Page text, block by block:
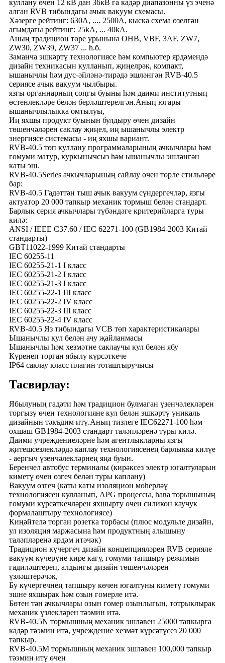
куллану өчен 12 кВ дан 36кВ га кадәр диапазонны үз эченә
алган RVB тибындагы ачык вакуум схемасы.
Хәзерге рейтинг: 630A, .... 2500A, кыска схема өзелгән
агымдагы рейтинг: 25kA, ... 40kA.
Аның традицион төре урынына OHB, VBF, 3AF, ZW7,
ZW30, ZW39, ZW37 ... һ.б.
Заманча эшкәртү технологиясе һәм компьютер ярдәмендә
дизайн техникасын кулланып, җиңелрәк, компакт,
ышанычлы һәм дус-әйләнә-тирәдә эшләнгән RVB-40.5
сериясе ачык вакуум чылбыры.
язгы органнарның соңгы буыны һәм даими институтның
өстенлекләре белән берләштерелгән.Аның югары
ышанычлылыкка омтылуы,
Иң яхшы продукт буынын булдыру өчен дизайн
төшенчәләрен саклау җиңел, иң ышанычлы электр
энергиясе системасы - иң яхшы вариант.
RVB-40.5 төп ​​куллану программаларының ачкычлары һәм
гомуми матур, куркынычсыз һәм ышанычлы эшләнгән
каты эш.
RVB-40.5Series ачкычларының сайлау өчен төрле стильләре
бар:
RVB-40.5 Гадәттән тыш ачык вакуум сүндергечләр, язгы
актуатор 20 000 тапкыр механик тормыш белән стандарт.
Барлык серия ачкычлары түбәндәге критерийларга туры
килә:
ANSI / IEEE C37.60 / IEC 62271-100 (GB1984-2003 Китай
стандарты)
GBT11022-1999 Китай стандарты
IEC 60255-11
IEC 60255-21-1 I класс
IEC 60255-21-2 I класс
IEC 60255-21-3 I класс
IEC 60255-22-1 III класс
IEC 60255-22-2 IV класс
IEC 60255-22-3 III класс
IEC 60255-22-4 IV класс
RVB-40.5 Яз тибындагы VCB төп характеристикалары
Ышанычлы кул белән ачу җайланмасы
Ышанычлы һәм хезмәтне саклаучы кул белән ябу
Күренеп торган ябылу күрсәткече
IP64 саклау класс плагин тоташтыручысы
Тасвирлау:
Ябылуның гадәти һәм традицион булмаган үзенчәлекләрен
торгызу өчен технологияне кул белән эшкәртү уникаль
дизайнын тәкъдим итү.Аның тизлеге IEC62271-100 һәм
охшаш GB1984-2003 стандарт таләпләренә туры килә.
Даими учреждениеләрне һәм агентлыкларны язгы
җитешсезлекләрдә каплау технологиясенең барлыкка килүе
- аергыч үзенчәлекләрнең яңа буын.
Беренчел автобус терминалы (кирәксез электр югалтуларын
киметү өчен өзгеч белән туры каплану)
Вакуум өзгеч (каты каты изоляцион мөһерләү
технологиясен кулланып, APG процессы, һава торышының
гомуми күрсәткечләрен яхшырту өчен силикон каучук
формалаштыру технологиясе)
Киңәйтелә торган розетка торбасы (плюс модульле дизайн,
ул изоляция маржасына һәм продуктның алышыну
таләпләренә ярдәм итәчәк)
Традицион күчергеч дизайн концепцияләрен RVB серияле
вакуум күчерүне кире кагу, гомуми тапшыру режимын
гадиләштереп, алдынгы дизайн төшенчәләрен
үзләштерәчәк,
Бу күчергечнең тапшыру көчен югалтуны киметү гомуми
эшне яхшырак һәм озын гомерле итә.
Бөтен тән ачкычлары озын гомер озынлыгын, тотрыклырак
механик үзлекләрен тәэмин итә.
RVB-40.5N тормышның механик эшләвен 25000 тапкырга
кадәр тәэмин итә, учреждение хезмәт күрсәтүсез 20 000
тапкыр.
RVB-40.5М тормышның механик эшләвен 100,000 тапкыр
тәэмин итү өчен